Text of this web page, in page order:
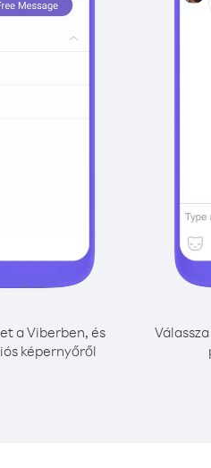
a Viberben, és
képernyőről